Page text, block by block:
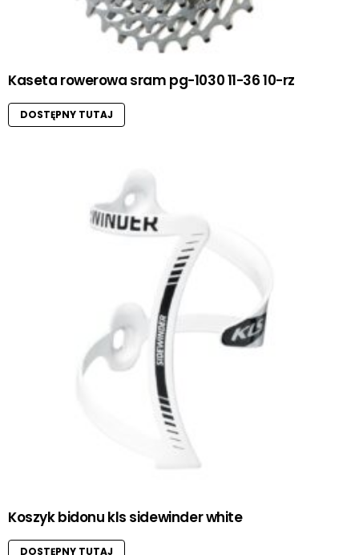
Kaseta rowerowa sram pg-1030 11-36 10-rz
DOSTĘPNY TUTAJ
Koszyk bidonu kls sidewinder white
DOSTĘPNY TUTAJ